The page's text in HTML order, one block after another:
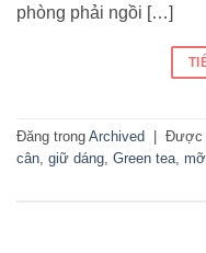
phòng phải ngồi […]
Đăng trong Archived Được
cân, giữ dáng, Green tea,